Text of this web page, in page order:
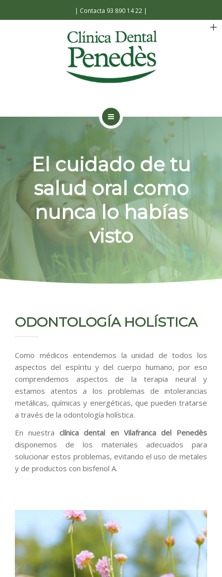
| Contacta 93 890 14 22 |
TRATAMIENTOS
FACILIDADES
CONTACTO
El cuidado de tu
salud oral como
nunca lo habías
visto
ODONTOLOGÍA HOLÍSTICA
Como médicos entendemos la unidad de todos los
aspectos del espíritu y del cuerpo humano, por eso
comprendemos aspectos de la terapia neural y
estamos atentos a los problemas de intolerancias
metálicas, químicas y energéticas, que pueden tratarse
a través de la odontología holística.
En nuestra clínica dental en Vilafranca del Penedès
disponemos de los materiales adecuados para
solucionar estos problemas, evitando el uso de metales
y de productos con bisfenol A.